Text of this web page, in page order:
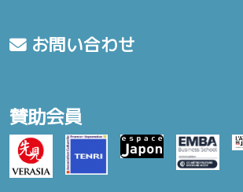
お問い合わせ
賛助会員